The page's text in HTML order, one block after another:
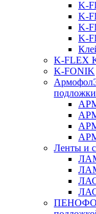
K-
K-
K-
K-
K-FLEX
K-FONIK
Армофол
подложки
Ленты и